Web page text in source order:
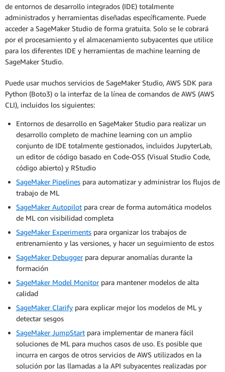
de entornos de desarrollo integrados (IDE) totalmente
administrados y herramientas diseñadas específicamente. Puede
acceder a SageMaker Studio de forma gratuita. Solo se le cobrará
por el procesamiento y el almacenamiento subyacentes que utilice
para los diferentes IDE y herramientas de machine learning de
SageMaker Studio.
Puede usar muchos servicios de SageMaker Studio, AWS SDK para
Python (Boto3) o la interfaz de la línea de comandos de AWS (AWS
CLI), incluidos los siguientes:
Entornos de desarrollo en SageMaker Studio para realizar un
desarrollo completo de machine learning con un amplio
conjunto de IDE totalmente gestionados, incluidos JupyterLab,
un editor de código basado en Code-OSS (Visual Studio Code,
código abierto) y RStudio
SageMaker Pipelines para automatizar y administrar los flujos de
trabajo de ML
SageMaker Autopilot para crear de forma automática modelos
de ML con visibilidad completa
SageMaker Experiments para organizar los trabajos de
entrenamiento y las versiones, y hacer un seguimiento de estos
SageMaker Debuggerpara depurar anomalías durante la
formación
SageMaker Model Monitorpara mantener modelos de alta
calidad
SageMaker Clarify para explicar mejor los modelos de ML y
detectar sesgos
SageMaker JumpStart para implementar de manera fácil
soluciones de ML para muchos casos de uso. Es posible que
incurra en cargos de otros servicios de AWS utilizados en la
solución por las llamadas a la API subyacentes realizadas por